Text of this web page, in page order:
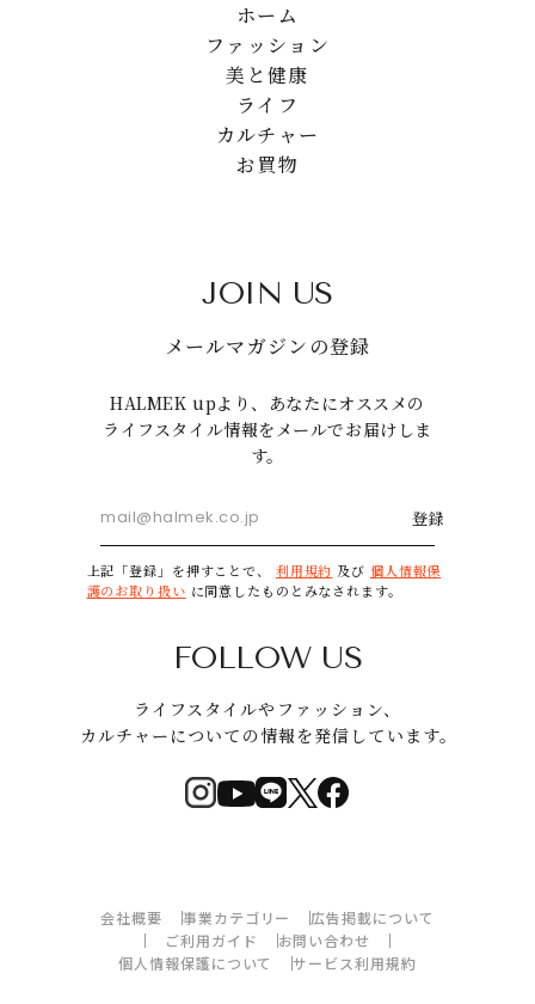
ホーム
ファッション
美と健康
ライフ
カルチャー
お買物
JOIN US
メールマガジンの登録
HALMEK upより、あなたにオススメの
ライフスタイル情報をメールでお届けしま
す。
登録
上記「登録」を押すことで、 利用規約 及び 個人情報保
護のお取り扱い に同意したものとみなされます。
FOLLOW US
ライフスタイルやファッション、
カルチャーについての情報を発信しています。
会社概要 事業カテゴリー
広告掲載について
ご利用ガイド
お問い合わせ
個人情報保護について
サービス利用規約